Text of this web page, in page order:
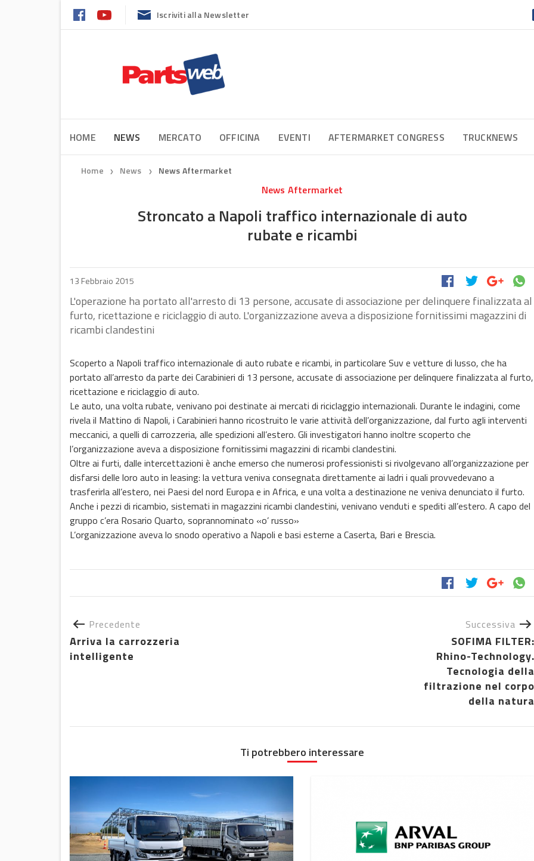
Iscriviti alla Newsletter
HOME NEWS MERCATO OFFICINA EVENTI AFTERMARKET CONGRESS TRUCKNEWS
Home ❯ News ❯ News Aftermarket
News Aftermarket
Stroncato a Napoli traffico internazionale di auto
rubate e ricambi
13 Febbraio 2015
L'operazione ha portato all'arresto di 13 persone, accusate di associazione per delinquere finalizzata al
furto, ricettazione e riciclaggio di auto. L'organizzazione aveva a disposizione fornitissimi magazzini di
ricambi clandestini
Scoperto a Napoli traffico internazionale di auto rubate e ricambi, in particolare Suv e vetture di lusso, che ha
portato all’arresto da parte dei Carabinieri di 13 persone, accusate di associazione per delinquere finalizzata al furto,
ricettazione e riciclaggio di auto.
Le auto, una volta rubate, venivano poi destinate ai mercati di riciclaggio internazionali. Durante le indagini, come
rivela il Mattino di Napoli, i Carabinieri hanno ricostruito le varie attività dell’organizzazione, dal furto agli interventi
meccanici, a quelli di carrozzeria, alle spedizioni all’estero. Gli investigatori hanno inoltre scoperto che
l’organizzazione aveva a disposizione fornitissimi magazzini di ricambi clandestini.
Oltre ai furti, dalle intercettazioni è anche emerso che numerosi professionisti si rivolgevano all’organizzazione per
disfarsi delle loro auto in leasing: la vettura veniva consegnata direttamente ai ladri i quali provvedevano a
trasferirla all’estero, nei Paesi del nord Europa e in Africa, e una volta a destinazione ne veniva denunciato il furto.
Anche i pezzi di ricambio, sistemati in magazzini ricambi clandestini, venivano venduti e spediti all’estero. A capo del
gruppo c’era Rosario Quarto, soprannominato «o’ russo»
L’organizzazione aveva lo snodo operativo a Napoli e basi esterne a Caserta, Bari e Brescia.
Precedente
Arriva la carrozzeria
intelligente
Successiva
SOFIMA FILTER:
Rhino-Technology.
Tecnologia della
filtrazione nel corpo
della natura
Ti potrebbero interessare